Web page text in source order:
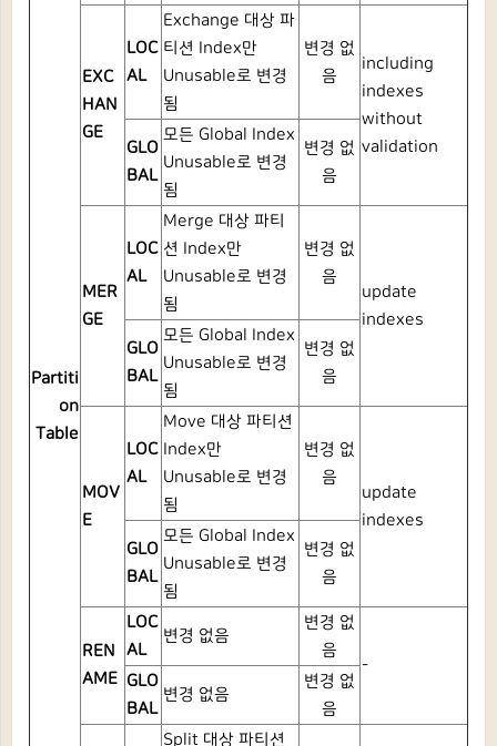
Partiti
on
Table
EXC
HAN
GE
LOC
AL
Exchange 대상 파
티션 Index만
Unusable로 변경
됨
변경 없
음
including
indexes
without
validation
GLO
BAL
모든 Global Index
Unusable로 변경
됨
변경 없
음
MER
GE
LOC
AL
Merge 대상 파티
션 Index만
Unusable로 변경
됨
변경 없
음
update
indexes
GLO
BAL
모든 Global Index
Unusable로 변경
됨
변경 없
음
MOV
E
LOC
AL
Move 대상 파티션
Index만
Unusable로 변경
됨
변경 없
음
update
indexes
GLO
BAL
모든 Global Index
Unusable로 변경
됨
변경 없
음
REN
AME
LOC
AL
변경 없음
변경 없
음
-
GLO
BAL
변경 없음
변경 없
음
Split 대상 파티션